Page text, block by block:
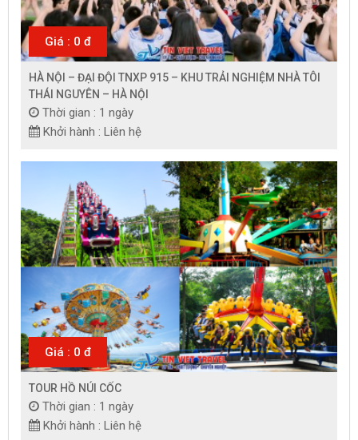
Giá : 0 đ
HÀ NỘI – ĐẠI ĐỘI TNXP 915 – KHU TRẢI NGHIỆM NHÀ TÔI
THÁI NGUYÊN – HÀ NỘI
Thời gian : 1 ngày
Khởi hành : Liên hệ
Giá : 0 đ
TOUR HỒ NÚI CỐC
Thời gian : 1 ngày
Khởi hành : Liên hệ